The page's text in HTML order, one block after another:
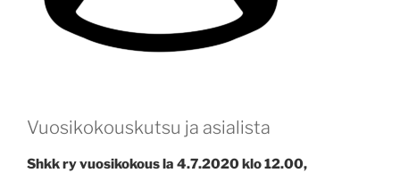
Vuosikokouskutsu ja asialista
Shkk ry vuosikokous la 4.7.2020 klo 12.00,